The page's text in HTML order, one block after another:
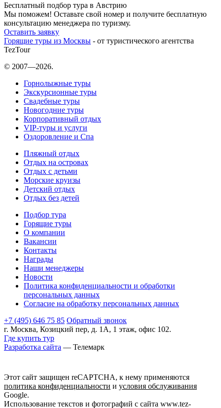
Бесплатный подбор тура в Австрию
Мы поможем! Оставьте свой номер и получите бесплатную
консультацию менеджера по туризму.
Оставить заявку
Горящие туры из Москвы - от туристического агентства
TezTour
© 2007—2026.
Горнолыжные туры
Экскурсионные туры
Свадебные туры
Новогодние туры
Корпоративный отдых
VIP-туры и услуги
Оздоровление и Спа
Пляжный отдых
Отдых на островах
Отдых с детьми
Морские круизы
Детский отдых
Отдых без детей
Подбор тура
Горящие туры
О компании
Вакансии
Контакты
Награды
Наши менеджеры
Новости
Политика конфиденциальности и обработки
персональных данных
Согласие на обработку персональных данных
+7 (495) 646 75 85 Обратный звонок
г. Москва, Козицкий пер, д. 1А, 1 этаж, офис 102.
Где купить тур
Разработка сайта — Телемарк
Этот сайт защищен reCAPTCHA, к нему применяются
политика конфиденциальности и условия обслуживания
Google.
Использование текстов и фотографий с сайта www.tez-